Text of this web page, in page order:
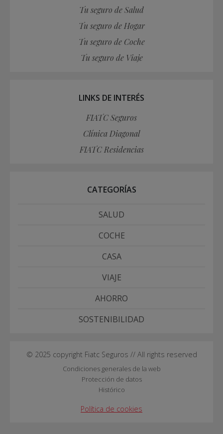
Tu seguro de Salud
Tu seguro de Hogar
Tu seguro de Coche
Tu seguro de Viaje
LINKS DE INTERÉS
FIATC Seguros
Clínica Diagonal
FIATC Residencias
CATEGORÍAS
SALUD
COCHE
CASA
VIAJE
AHORRO
SOSTENIBILIDAD
© 2025 copyright Fiatc Seguros // All rights reserved
Condiciones generales de la web
Protección de datos
Histórico
Política de cookies